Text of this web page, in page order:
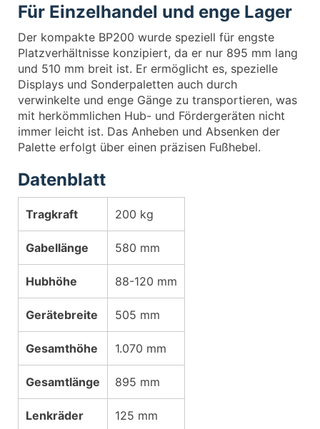
Für Einzelhandel und enge Lager
Der kompakte BP200 wurde speziell für engste
Platzverhältnisse konzipiert, da er nur 895 mm lang
und 510 mm breit ist. Er ermöglicht es, spezielle
Displays und Sonderpaletten auch durch
verwinkelte und enge Gänge zu transportieren, was
mit herkömmlichen Hub- und Fördergeräten nicht
immer leicht ist. Das Anheben und Absenken der
Palette erfolgt über einen präzisen Fußhebel.
Datenblatt
Tragkraft 200 kg
Gabellänge 580 mm
Hubhöhe 88-120 mm
Gerätebreite 505 mm
Gesamthöhe 1.070 mm
Gesamtlänge 895 mm
Lenkräder 125 mm